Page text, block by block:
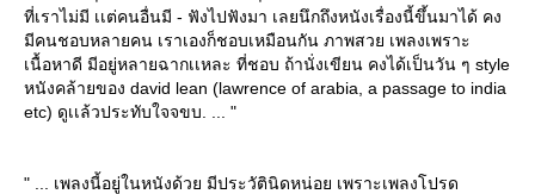
ที่เราไม่มี เเต่คนอื่นมี - ฟังไปฟังมา เลยนึกถึงหนังเรื่องนี้ขึ้นมาได้ คง
มีคนชอบหลายคน เราเองก็ชอบเหมือนกัน ภาพสวย เพลงเพราะ
เนื้อหาดี มีอยู่หลายฉากเเหละ ที่ชอบ ถ้านั่งเขียน คงได้เป็นวัน ๆ style
หนังคล้ายของ david lean (lawrence of arabia, a passage to india
etc) ดูเเล้วประทับใจจขบ. ... "
" ... เพลงนี้อยู่ในหนังด้วย มีประวัตินิดหน่อย เพราะเพลงโปรด